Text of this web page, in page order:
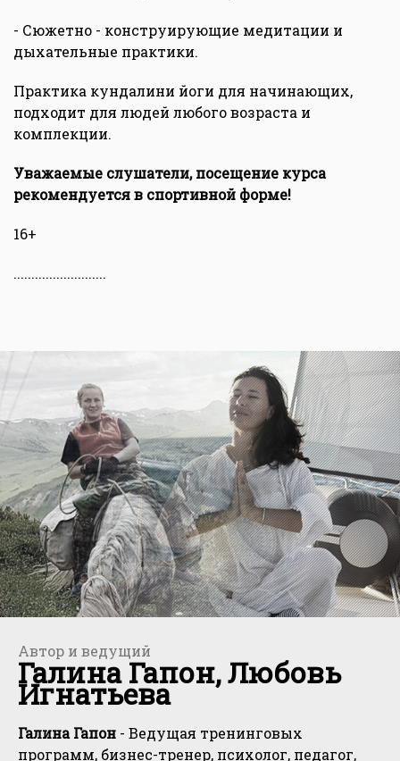
- Сюжетно - конструирующие медитации и
дыхательные практики.
Практика кундалини йоги для начинающих,
подходит для людей любого возраста и
комплекции.
Уважаемые слушатели, посещение курса
рекомендуется в спортивной форме!
16+
..........................
Автор и ведущий
Галина Гапон, Любовь
Игнатьева
Галина Гапон - Ведущая тренинговых
программ, бизнес-тренер, психолог, педагог,